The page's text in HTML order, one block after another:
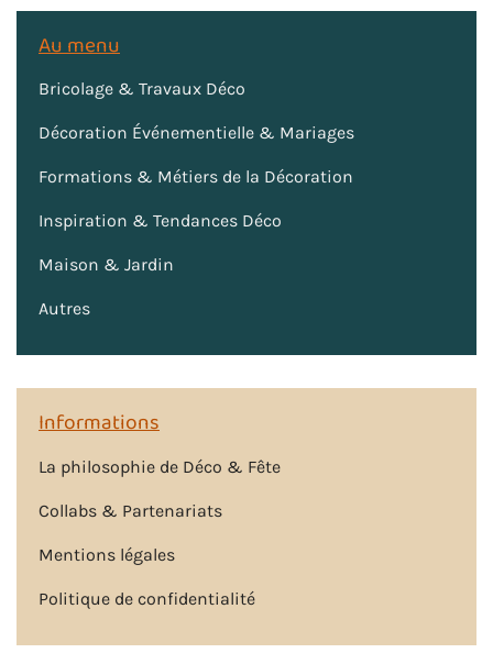
Au menu
Bricolage & Travaux Déco
Décoration Événementielle & Mariages
Formations & Métiers de la Décoration
Inspiration & Tendances Déco
Maison & Jardin
Autres
Informations
La philosophie de Déco & Fête
Collabs & Partenariats
Mentions légales
Politique de confidentialité